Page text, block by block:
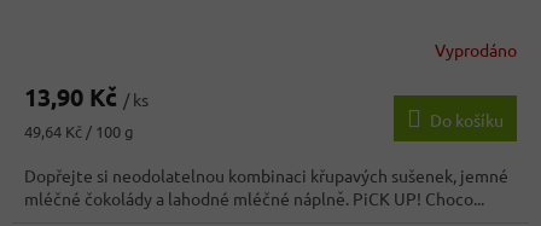
produktu
3,7
z
5
hvězdiček.
Vyprodáno
13,90 Kč / ks
Měrná
49,64 Kč / 100 g
Do košíku
Dopřejte si neodolatelnou kombinaci křupavých sušenek, jemné
mléčné čokolády a lahodné mléčné náplně. PiCK UP! Choco...